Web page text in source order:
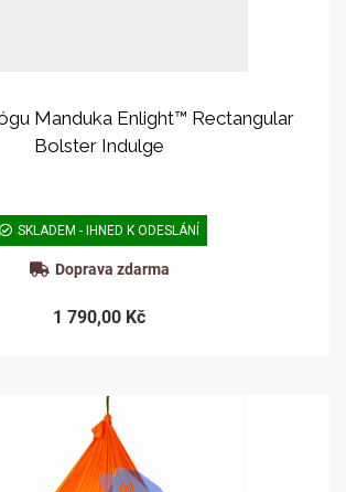
Manduka Enlight™ Rectangular
Bolster Indulge
SKLADEM - IHNED K ODESLÁNÍ
Doprava zdarma
1 790,00 Kč